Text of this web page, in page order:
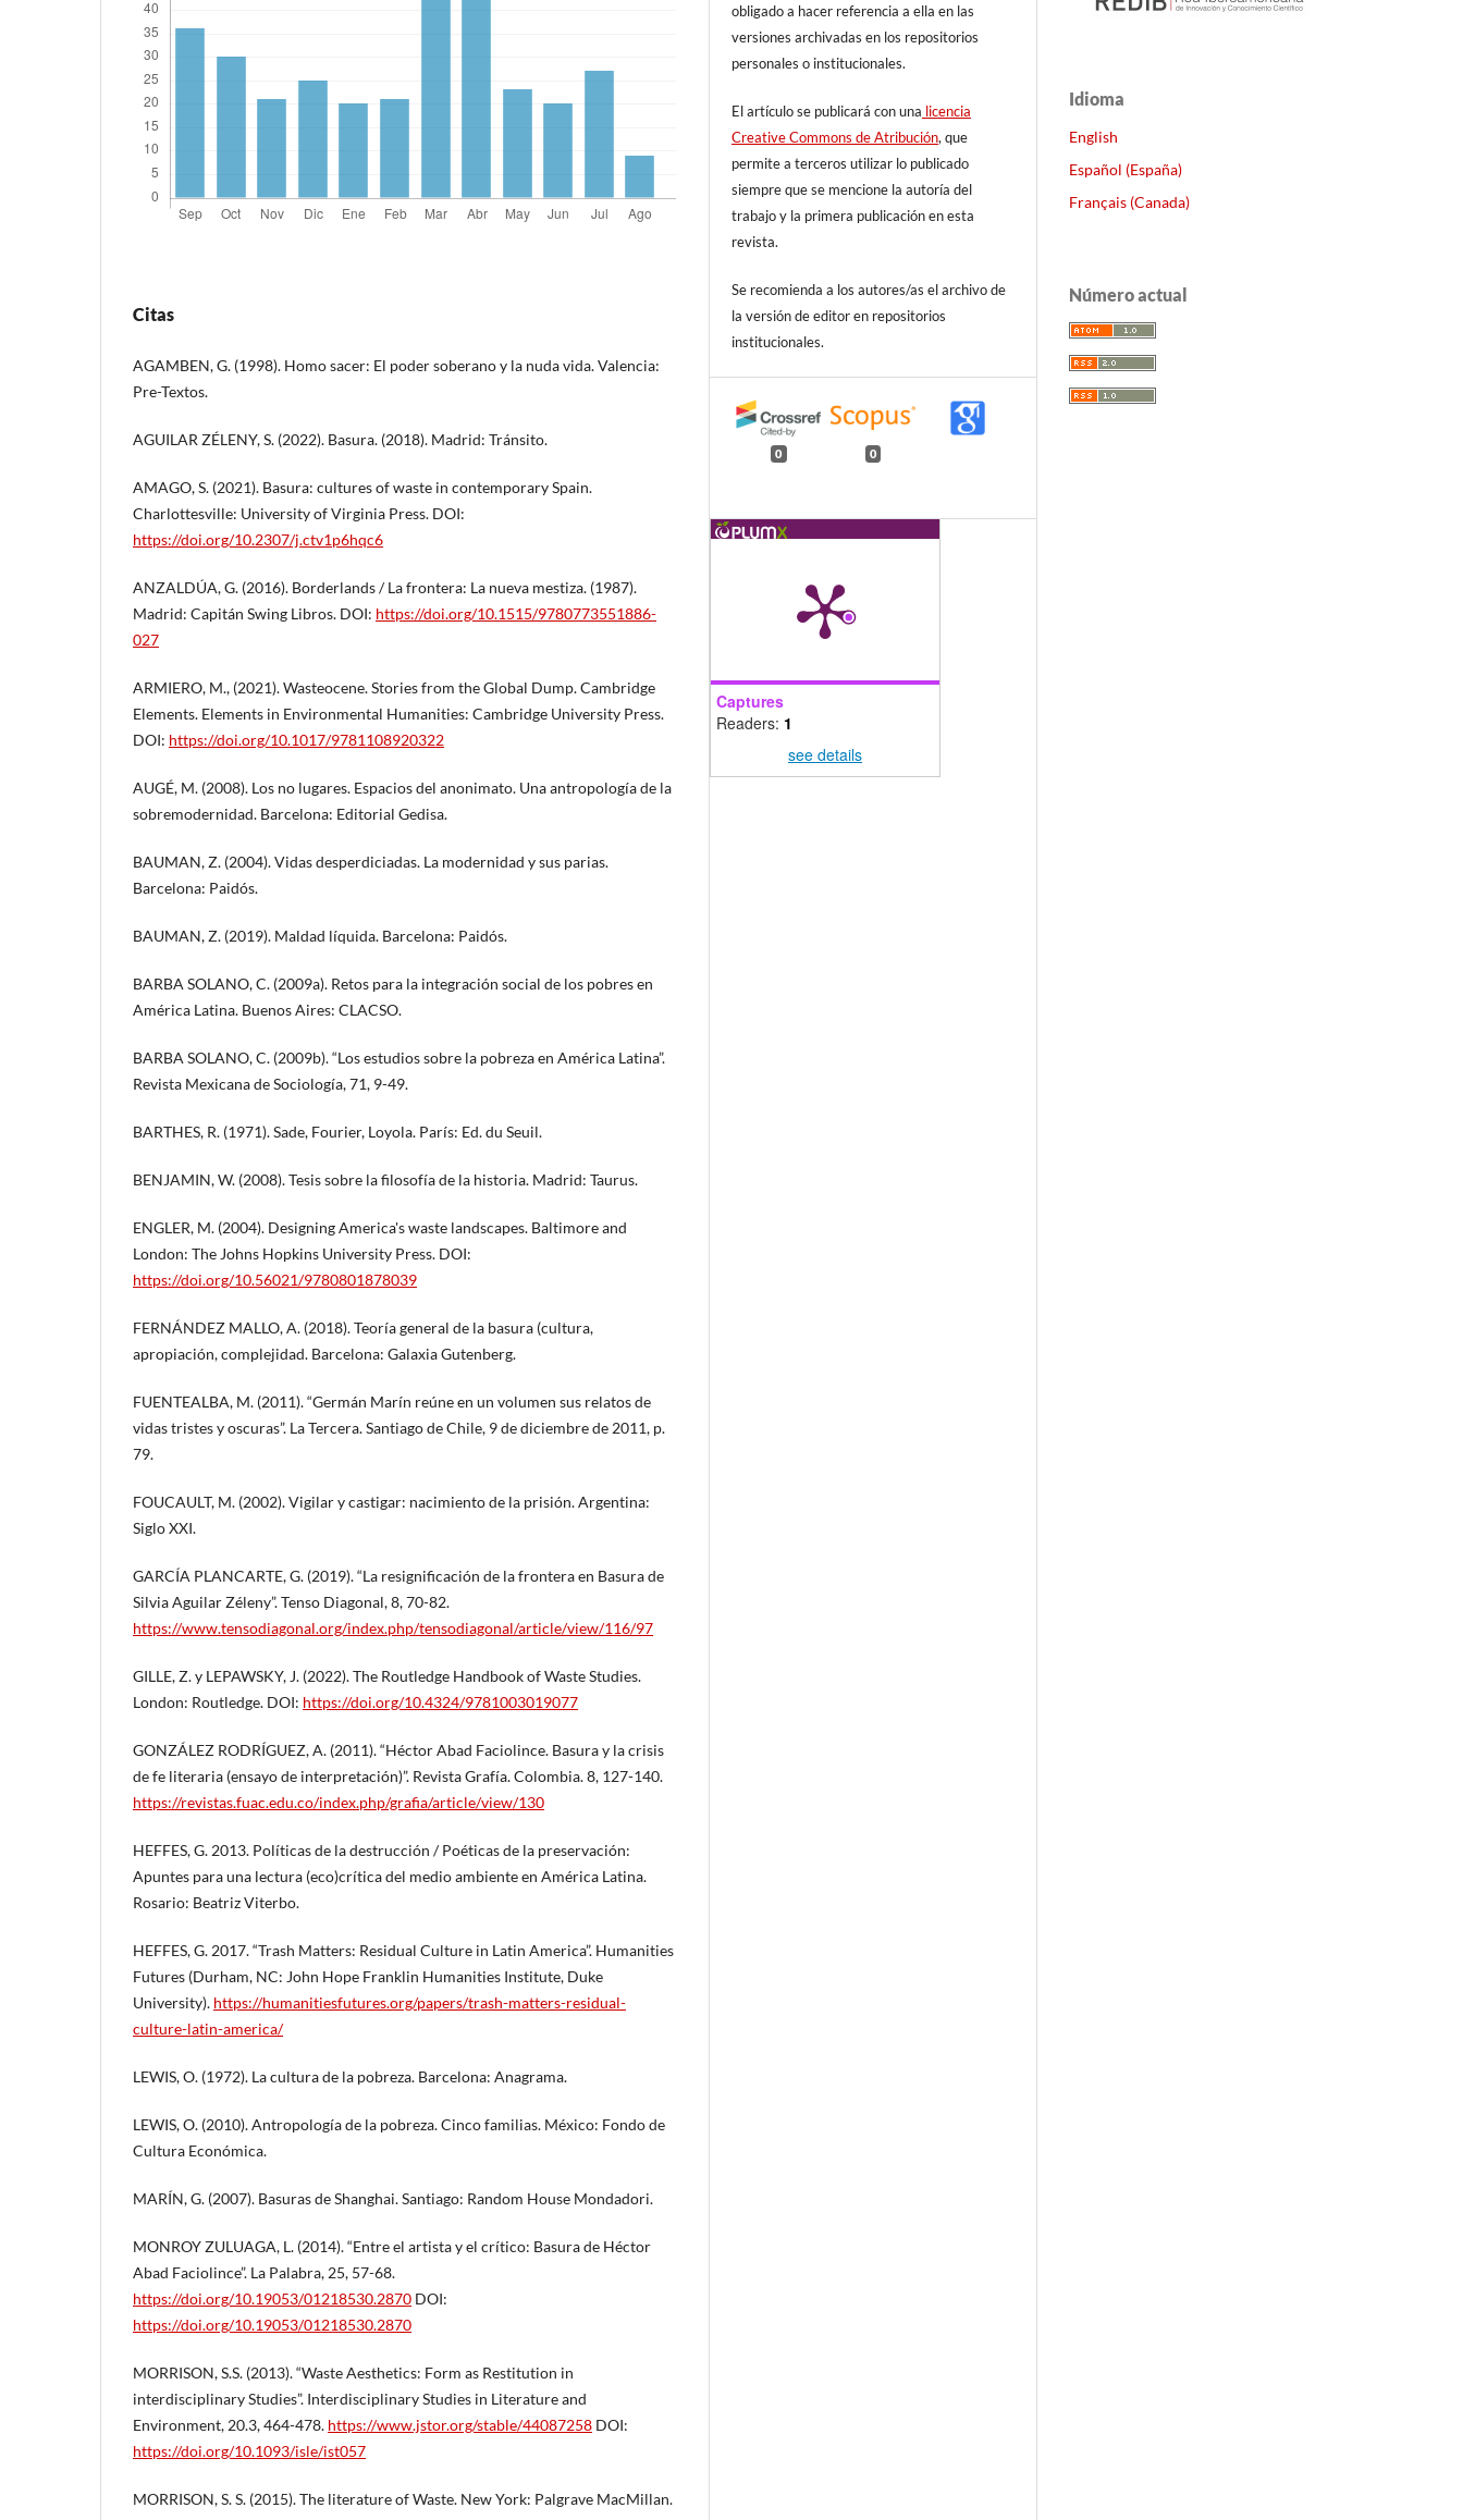
Citas
AGAMBEN, G. (1998). Homo sacer: El poder soberano y la nuda vida. Valencia:
Pre-Textos.
AGUILAR ZÉLENY, S. (2022). Basura. (2018). Madrid: Tránsito.
AMAGO, S. (2021). Basura: cultures of waste in contemporary Spain.
Charlottesville: University of Virginia Press. DOI:
https://doi.org/10.2307/j.ctv1p6hqc6
ANZALDÚA, G. (2016). Borderlands / La frontera: La nueva mestiza. (1987).
Madrid: Capitán Swing Libros. DOI: https://doi.org/10.1515/9780773551886-
027
ARMIERO, M., (2021). Wasteocene. Stories from the Global Dump. Cambridge
Elements. Elements in Environmental Humanities: Cambridge University Press.
DOI: https://doi.org/10.1017/9781108920322
AUGÉ, M. (2008). Los no lugares. Espacios del anonimato. Una antropología de la
sobremodernidad. Barcelona: Editorial Gedisa.
BAUMAN, Z. (2004). Vidas desperdiciadas. La modernidad y sus parias.
Barcelona: Paidós.
BAUMAN, Z. (2019). Maldad líquida. Barcelona: Paidós.
BARBA SOLANO, C. (2009a). Retos para la integración social de los pobres en
América Latina. Buenos Aires: CLACSO.
BARBA SOLANO, C. (2009b). “Los estudios sobre la pobreza en América Latina”.
Revista Mexicana de Sociología, 71, 9-49.
BARTHES, R. (1971). Sade, Fourier, Loyola. París: Ed. du Seuil.
BENJAMIN, W. (2008). Tesis sobre la filosofía de la historia. Madrid: Taurus.
ENGLER, M. (2004). Designing America's waste landscapes. Baltimore and
London: The Johns Hopkins University Press. DOI:
https://doi.org/10.56021/9780801878039
FERNÁNDEZ MALLO, A. (2018). Teoría general de la basura (cultura,
apropiación, complejidad. Barcelona: Galaxia Gutenberg.
FUENTEALBA, M. (2011). “Germán Marín reúne en un volumen sus relatos de
vidas tristes y oscuras”. La Tercera. Santiago de Chile, 9 de diciembre de 2011, p.
79.
FOUCAULT, M. (2002). Vigilar y castigar: nacimiento de la prisión. Argentina:
Siglo XXI.
GARCÍA PLANCARTE, G. (2019). “La resignificación de la frontera en Basura de
Silvia Aguilar Zéleny”. Tenso Diagonal, 8, 70-82.
https://www.tensodiagonal.org/index.php/tensodiagonal/article/view/116/97
GILLE, Z. y LEPAWSKY, J. (2022). The Routledge Handbook of Waste Studies.
London: Routledge. DOI: https://doi.org/10.4324/9781003019077
GONZÁLEZ RODRÍGUEZ, A. (2011). “Héctor Abad Faciolince. Basura y la crisis
de fe literaria (ensayo de interpretación)”. Revista Grafía. Colombia. 8, 127-140.
https://revistas.fuac.edu.co/index.php/grafia/article/view/130
HEFFES, G. 2013. Políticas de la destrucción / Poéticas de la preservación:
Apuntes para una lectura (eco)crítica del medio ambiente en América Latina.
Rosario: Beatriz Viterbo.
HEFFES, G. 2017. “Trash Matters: Residual Culture in Latin America”. Humanities
Futures (Durham, NC: John Hope Franklin Humanities Institute, Duke
University). https://humanitiesfutures.org/papers/trash-matters-residual-
culture-latin-america/
LEWIS, O. (1972). La cultura de la pobreza. Barcelona: Anagrama.
LEWIS, O. (2010). Antropología de la pobreza. Cinco familias. México: Fondo de
Cultura Económica.
MARÍN, G. (2007). Basuras de Shanghai. Santiago: Random House Mondadori.
MONROY ZULUAGA, L. (2014). “Entre el artista y el crítico: Basura de Héctor
Abad Faciolince”. La Palabra, 25, 57-68.
https://doi.org/10.19053/01218530.2870 DOI:
https://doi.org/10.19053/01218530.2870
MORRISON, S.S. (2013). “Waste Aesthetics: Form as Restitution in
interdisciplinary Studies”. Interdisciplinary Studies in Literature and
Environment, 20.3, 464-478. https://www.jstor.org/stable/44087258 DOI:
https://doi.org/10.1093/isle/ist057
MORRISON, S. S. (2015). The literature of Waste. New York: Palgrave MacMillan.
obligado a hacer referencia a ella en las
versiones archivadas en los repositorios
personales o institucionales.
El artículo se publicará con una licencia
Creative Commons de Atribución, que
permite a terceros utilizar lo publicado
siempre que se mencione la autoría del
trabajo y la primera publicación en esta
revista.
Se recomienda a los autores/as el archivo de
la versión de editor en repositorios
institucionales.
0 0
Captures
Readers: 1
see details
Idioma
English
Español (España)
Français (Canada)
Número actual